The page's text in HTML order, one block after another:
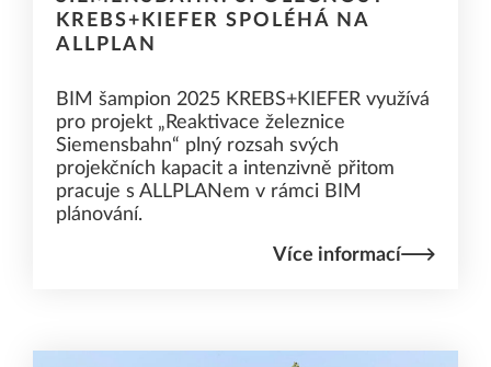
KREBS+KIEFER SPOLÉHÁ NA
ALLPLAN
BIM šampion 2025 KREBS+KIEFER využívá
pro projekt „Reaktivace železnice
Siemensbahn“ plný rozsah svých
projekčních kapacit a intenzivně přitom
pracuje s ALLPLANem v rámci BIM
plánování.
Více informací